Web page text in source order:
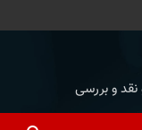
نقد و بررسی